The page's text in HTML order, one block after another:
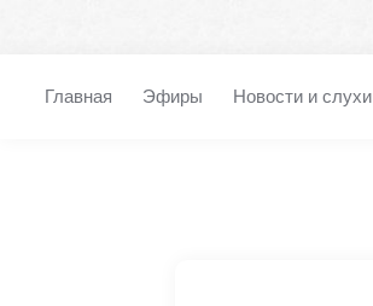
Главная Эфиры Новости и слухи